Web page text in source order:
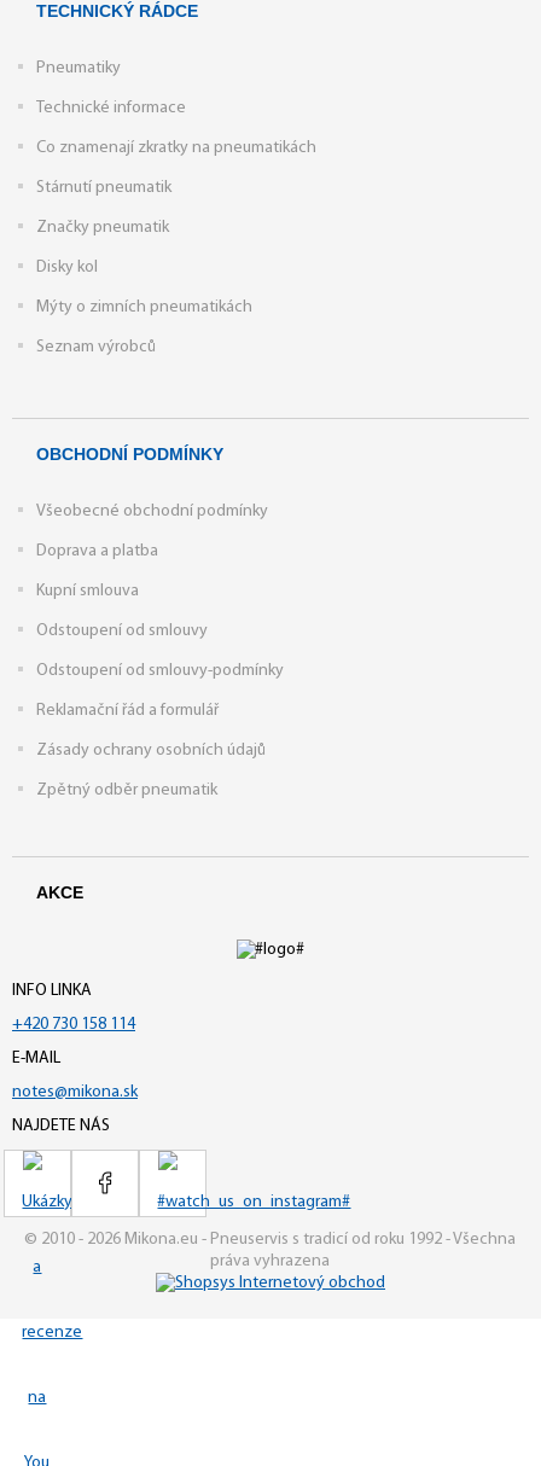
TECHNICKÝ RÁDCE
Pneumatiky
Technické informace
Co znamenají zkratky na pneumatikách
Stárnutí pneumatik
Značky pneumatik
Disky kol
Mýty o zimních pneumatikách
Seznam výrobců
OBCHODNÍ PODMÍNKY
Všeobecné obchodní podmínky
Doprava a platba
Kupní smlouva
Odstoupení od smlouvy
Odstoupení od smlouvy-podmínky
Reklamační řád a formulář
Zásady ochrany osobních údajů
Zpětný odběr pneumatik
AKCE
INFO LINKA
+420 730 158 114
E-MAIL
notes@mikona.sk
NAJDETE NÁS
© 2010 - 2026 Mikona.eu - Pneuservis s tradicí od roku 1992 - Všechna
práva vyhrazena